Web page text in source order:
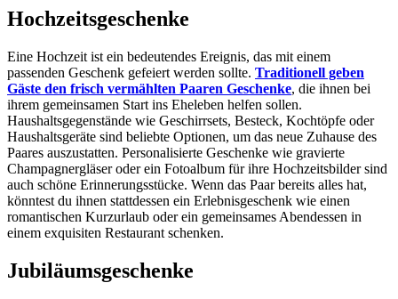
Hochzeitsgeschenke
Eine Hochzeit ist ein bedeutendes Ereignis, das mit einem
passenden Geschenk gefeiert werden sollte. Traditionell geben
Gäste den frisch vermählten Paaren Geschenke, die ihnen bei
ihrem gemeinsamen Start ins Eheleben helfen sollen.
Haushaltsgegenstände wie Geschirrsets, Besteck, Kochtöpfe oder
Haushaltsgeräte sind beliebte Optionen, um das neue Zuhause des
Paares auszustatten. Personalisierte Geschenke wie gravierte
Champagnergläser oder ein Fotoalbum für ihre Hochzeitsbilder sind
auch schöne Erinnerungsstücke. Wenn das Paar bereits alles hat,
könntest du ihnen stattdessen ein Erlebnisgeschenk wie einen
romantischen Kurzurlaub oder ein gemeinsames Abendessen in
einem exquisiten Restaurant schenken.
Jubiläumsgeschenke